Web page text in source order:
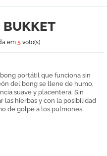
BUKKET
em 5 voto(s)
portátil que funciona sin
del bong se llene de humo,
suave y placentera. Sin
las hierbas y con la posibilidad
de golpe a los pulmones.